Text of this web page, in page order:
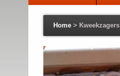
Home > Kweekzagers